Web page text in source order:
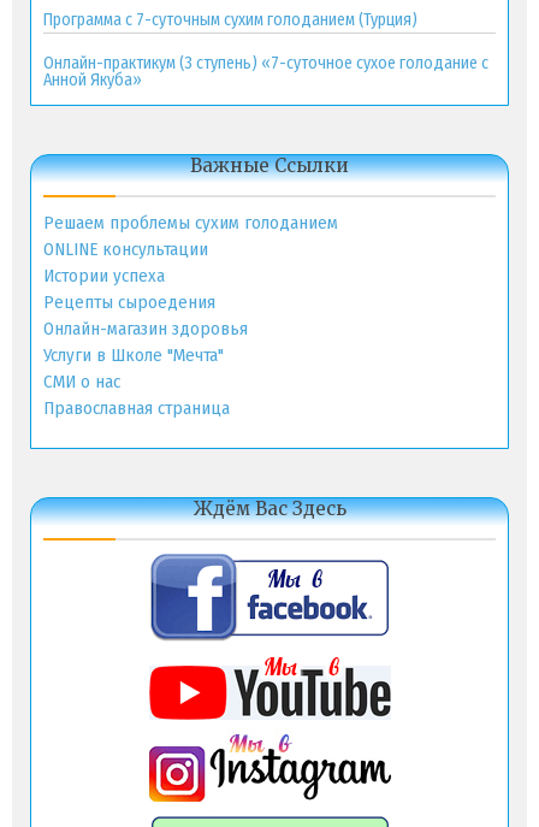
Программа с 7-суточным сухим голоданием (Турция)
Онлайн-практикум (3 ступень) «7-суточное сухое голодание с
Анной Якуба»
Важные Ссылки
Решаем проблемы сухим голоданием
ONLINE консультации
Истории успеха
Рецепты сыроедения
Онлайн-магазин здоровья
Услуги в Школе "Мечта"
СМИ о нас
Православная страница
Ждём Вас Здесь